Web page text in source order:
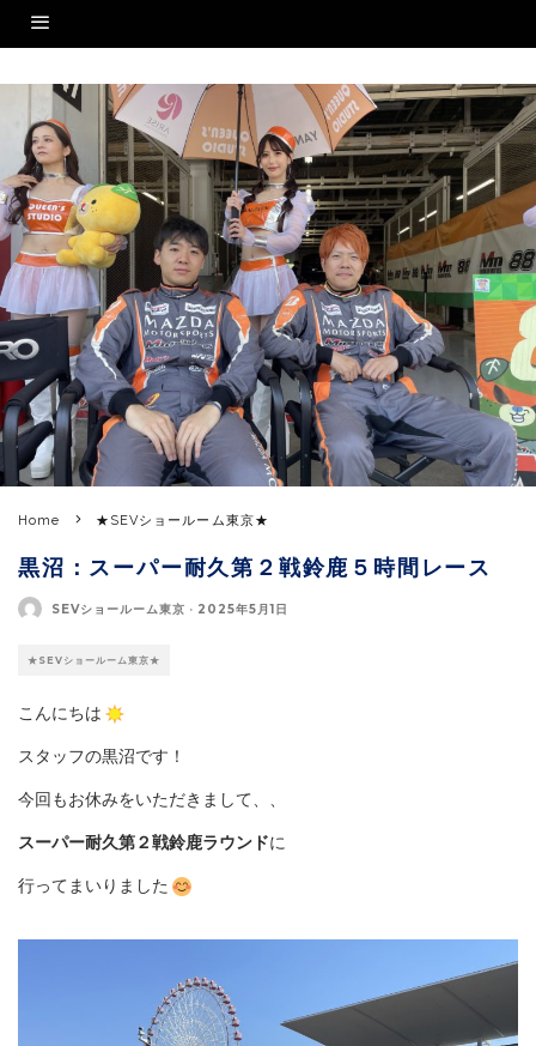
Home ★SEVショールーム東京★
黒沼：スーパー耐久第２戦鈴鹿５時間レース
SEVショールーム東京 · 2025年5月1日
★SEVショールーム東京★
こんにちは
スタッフの黒沼です！
今回もお休みをいただきまして、、
スーパー耐久第２戦鈴鹿ラウンドに
行ってまいりました